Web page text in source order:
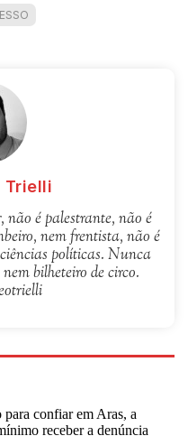
Trielli
é palestrante, não é
nem frentista, não é
políticas. Nunca
bilheteiro de circo.